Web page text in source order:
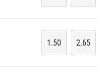
1.50 2.65